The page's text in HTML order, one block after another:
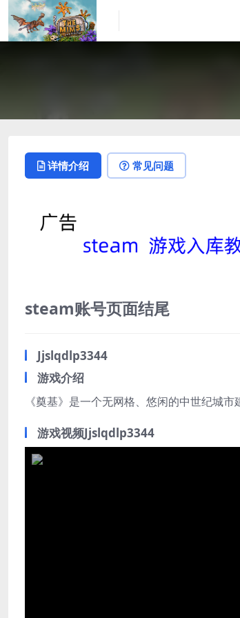
详情介绍 常见问题
steam账号页面结尾
Jjslqdlp3344
游戏介绍
《奠基》是一个无网格、悠闲的中世纪城
游戏视频Jjslqdlp3344